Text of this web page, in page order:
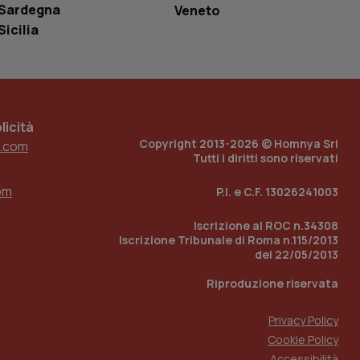
Veneto
Copyright 2013-2026 © Homnya Srl
Tutti i diritti sono riservati
P.I. e C.F. 13026241003
Iscrizione al ROC n.34308
Iscrizione Tribunale di Roma n.115/2013
del 22/05/2013
Riproduzione riservata
Privacy Policy
Cookie Policy
il sito, ma un
di accesso per
traccia
incorporati
del sito web sta
di